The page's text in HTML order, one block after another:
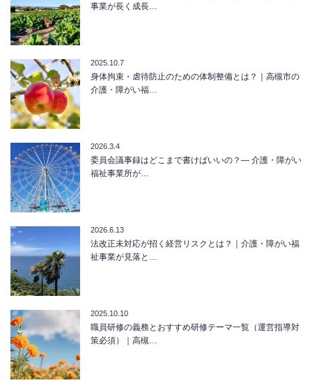
事業が長く成長…
2025.10.7
身体拘束・虐待防止のための体制整備とは？｜高槻市の
介護・障がい福…
2026.3.4
委員会議事録はどこまで書けばいいの？― 介護・障がい
福祉事業所が…
2026.6.13
法改正未対応が招く経営リスクとは？｜介護・障がい福
祉事業が見落と…
2025.10.10
職員研修の義務とおすすめ研修テーマ一覧（運営指導対
策必須）｜高槻…